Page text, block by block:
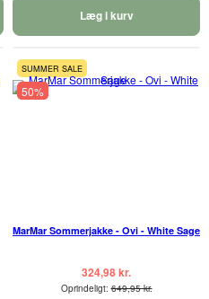
Læg i kurv
SUMMER SALE
50%
MarMar Sommerjakke - Ovi - White Sage
324,98 kr.
Oprindeligt:649,95 kr.